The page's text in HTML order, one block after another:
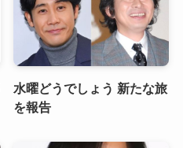
水曜どうでしょう 新たな旅
を報告